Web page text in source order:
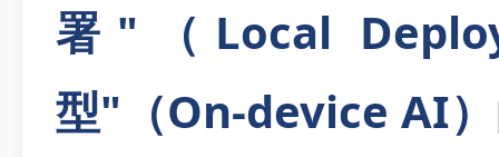
署"（Local
型"（On-device AI）